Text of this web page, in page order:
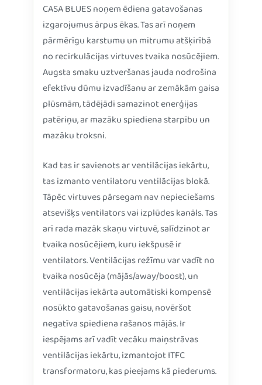
CASA BLUES noņem ēdiena gatavošanas
izgarojumus ārpus ēkas. Tas arī noņem
pārmērīgu karstumu un mitrumu atšķirībā
no recirkulācijas virtuves tvaika nosūcējiem.
Augsta smaku uztveršanas jauda nodrošina
efektīvu dūmu izvadīšanu ar zemākām gaisa
plūsmām, tādējādi samazinot enerģijas
patēriņu, ar mazāku spiediena starpību un
mazāku troksni.
Kad tas ir savienots ar ventilācijas iekārtu,
tas izmanto ventilatoru ventilācijas blokā.
Tāpēc virtuves pārsegam nav nepieciešams
atsevišķs ventilators vai izplūdes kanāls. Tas
arī rada mazāk skaņu virtuvē, salīdzinot ar
tvaika nosūcējiem, kuru iekšpusē ir
ventilators. Ventilācijas režīmu var vadīt no
tvaika nosūcēja (mājās/away/boost), un
ventilācijas iekārta automātiski kompensē
nosūkto gatavošanas gaisu, novēršot
negatīva spiediena rašanos mājās. Ir
iespējams arī vadīt vecāku maiņstrāvas
ventilācijas iekārtu, izmantojot ITFC
transformatoru, kas pieejams kā piederums.